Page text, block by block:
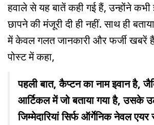
हवाले से यह बातें कही गई हैं, उन्होंने
छापने की मंजूरी दी ही नहीं. साथ ही
में केवल गलत जानकारी और फर्जी खबरें
पोस्ट में कहा,
पहली बात, कैप्टन का नाम इवान है,
आर्टिकल में जो बताया गया है, उसके
जिम्मेदारियां सिर्फ ऑर्गेनिक नेवल